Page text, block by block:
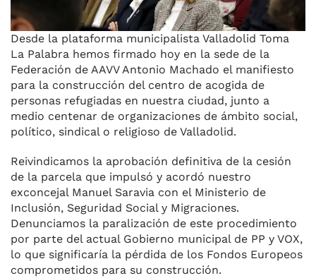
Desde la plataforma municipalista Valladolid Toma
La Palabra hemos firmado hoy en la sede de la
Federación de AAVV Antonio Machado el manifiesto
para la construcción del centro de acogida de
personas refugiadas en nuestra ciudad, junto a
medio centenar de organizaciones de ámbito social,
político, sindical o religioso de Valladolid.
Reivindicamos la aprobación definitiva de la cesión
de la parcela que impulsó y acordó nuestro
exconcejal Manuel Saravia con el Ministerio de
Inclusión, Seguridad Social y Migraciones.
Denunciamos la paralización de este procedimiento
por parte del actual Gobierno municipal de PP y VOX,
lo que significaría la pérdida de los Fondos Europeos
comprometidos para su construcción.